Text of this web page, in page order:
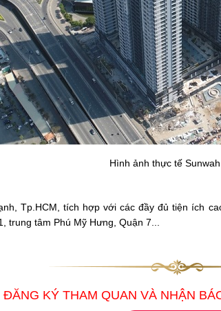
Hình ảnh thực tế
Tp.HCM, tích hợp với các đầy đủ tiện ích
trung tâm Phú Mỹ Hưng, Quận 7...
ĐĂNG KÝ THAM QUAN VÀ NHẬN